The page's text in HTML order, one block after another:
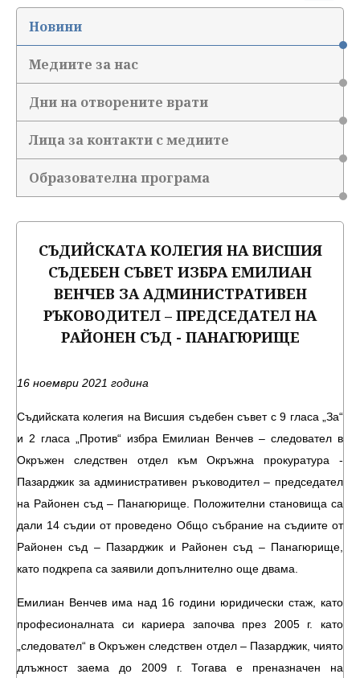
Новини
Медиите за нас
Дни на отворените врати
Лица за контакти с медиите
Образователна програма
СЪДИЙСКАТА КОЛЕГИЯ НА ВИСШИЯ
СЪДЕБЕН СЪВЕТ ИЗБРА ЕМИЛИАН
ВЕНЧЕВ ЗА АДМИНИСТРАТИВЕН
РЪКОВОДИТЕЛ – ПРЕДСЕДАТЕЛ НА
РАЙОНЕН СЪД - ПАНАГЮРИЩЕ
16 ноември 2021 година
Съдийската колегия на Висшия съдебен съвет с 9 гласа „За“
и 2 гласа „Против“ избра Емилиан Венчев – следовател в
Окръжен следствен отдел към Окръжна прокуратура -
Пазарджик за административен ръководител – председател
на Районен съд – Панагюрище. Положителни становища са
дали 14 съдии от проведено Общо събрание на съдиите от
Районен съд – Пазарджик и Районен съд – Панагюрище,
като подкрепа са заявили допълнително още двама.
Емилиан Венчев има над 16 години юридически стаж, като
професионалната си кариера започва през 2005 г. като
„следовател“ в Окръжен следствен отдел – Пазарджик, чиято
длъжност заема до 2009 г. Тогава е преназначен на